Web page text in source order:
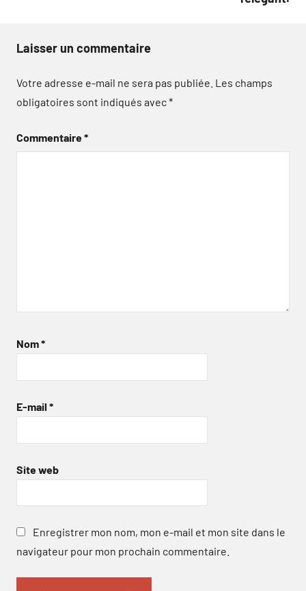
Laisser un commentaire
Votre adresse e-mail ne sera pas publiée. Les champs
obligatoires sont indiqués avec*
Commentaire*
Nom*
E-mail *
Site web
Enregistrer mon nom, mon e-mail et mon site dans le
navigateur pour mon prochain commentaire.